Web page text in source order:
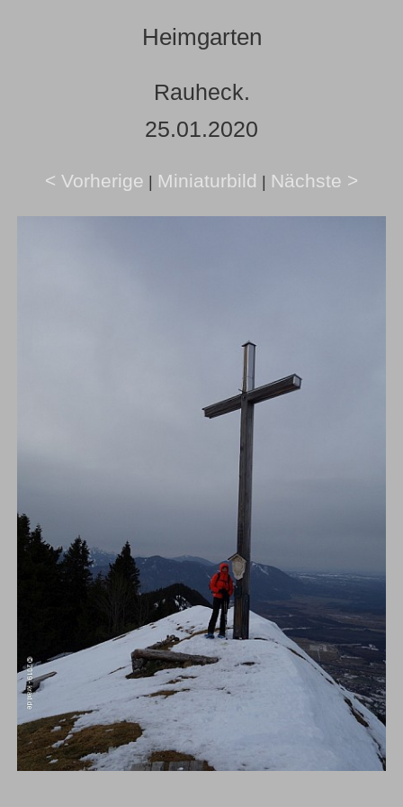
Heimgarten
Rauheck.
25.01.2020
< Vorherige | Miniaturbild | Nächste >